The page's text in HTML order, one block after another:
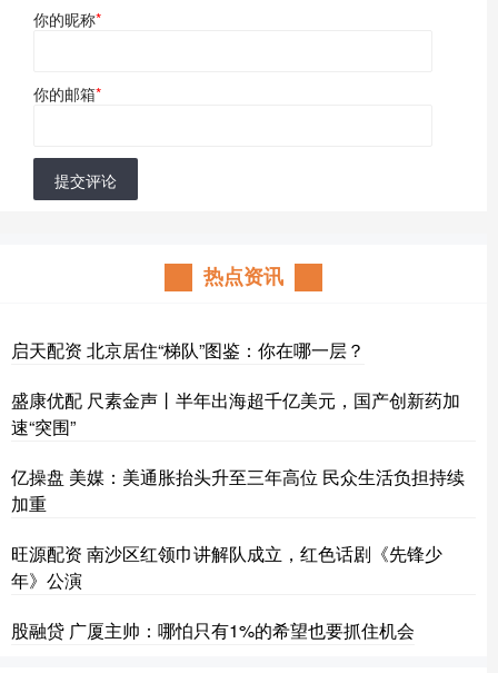
你的昵称*
你的邮箱*
提交评论
热点资讯
启天配资 北京居住“梯队”图鉴：你在哪一层？
盛康优配 尺素金声丨半年出海超千亿美元，国产创新药加
速“突围”
亿操盘 美媒：美通胀抬头升至三年高位 民众生活负担持续
加重
旺源配资 南沙区红领巾讲解队成立，红色话剧《先锋少
年》公演
股融贷 广厦主帅：哪怕只有1%的希望也要抓住机会